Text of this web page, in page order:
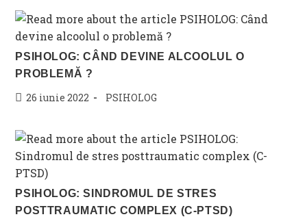
PSIHOLOG: CÂND DEVINE ALCOOLUL O
PROBLEMĂ ?
Post26 iunie 2022
Post
PSIHOLOG
PSIHOLOG: SINDROMUL DE STRES
POSTTRAUMATIC COMPLEX (C-PTSD)